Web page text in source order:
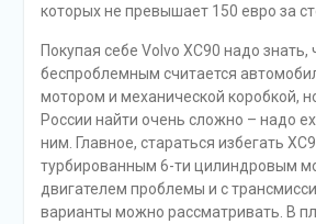
которых не превышает 150 евро за
Покупая себе Volvo ХС90 надо знать,
беспроблемным считается
мотором и механической коробкой,
России найти очень сложно – надо
ним. Главное, стараться избегать
турбированным 6-ти цилиндровым
двигателем проблемы и с
варианты можно рассматривать. В